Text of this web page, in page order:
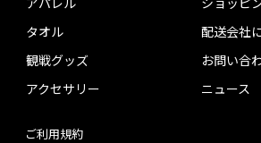
タオル
観戦グッズ
アクセサリー
配送会社
お問い合
ニュース
ご利用規約